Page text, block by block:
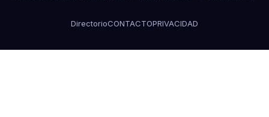
DirectorioCONTACTOPRIVACIDAD